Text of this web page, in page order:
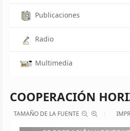
Publicaciones
Radio
Multimedia
COOPERACIÓN
TAMAÑO DE LA FUENTE